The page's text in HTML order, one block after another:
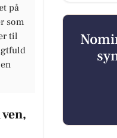
på
som
til